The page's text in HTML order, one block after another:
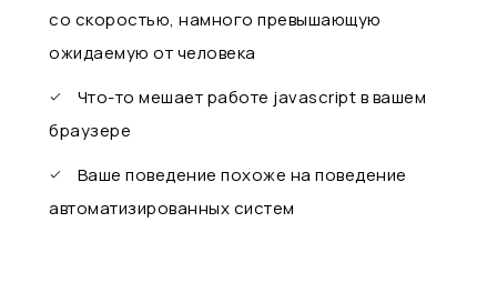
со скоростью, намного превышающую
ожидаемую от человека
Что-то мешает работе javascript в вашем
браузере
Ваше поведение похоже на поведение
автоматизированных систем